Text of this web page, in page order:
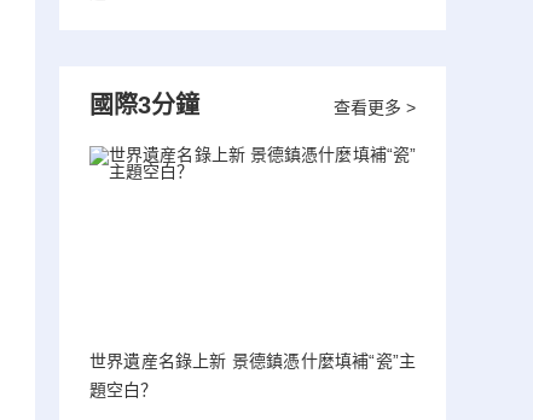
查看更多 >
國際3分鐘
世界遺産名錄上新 景德鎮憑什麼填補“瓷”主
題空白？